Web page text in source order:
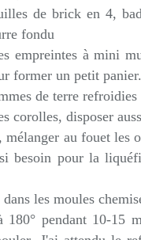
de brick en 4,
fondu
empreintes à mini
former un petit panier.
de terre
corolles, disposer
mélanger au fouet les
besoin pour la
les moules
pendant 10-15